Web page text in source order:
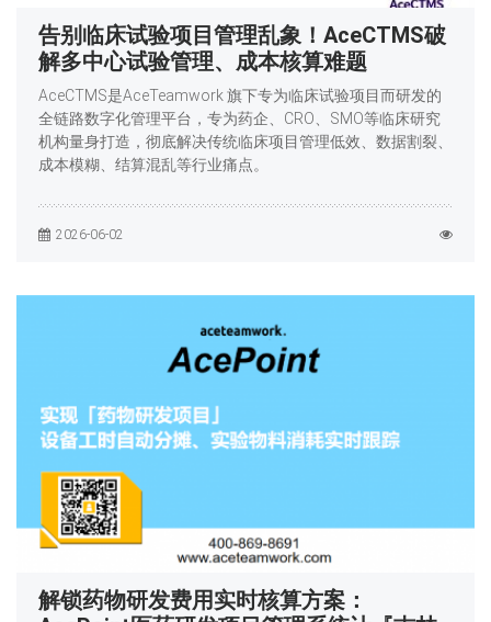
告别临床试验项目管理乱象！AceCTMS破
解多中心试验管理、成本核算难题
AceCTMS是AceTeamwork 旗下专为临床试验项目而研发的
全链路数字化管理平台，专为药企、CRO、SMO等临床研究
机构量身打造，彻底解决传统临床项目管理低效、数据割裂、
成本模糊、结算混乱等行业痛点。
2026-06-02
解锁药物研发费用实时核算方案：